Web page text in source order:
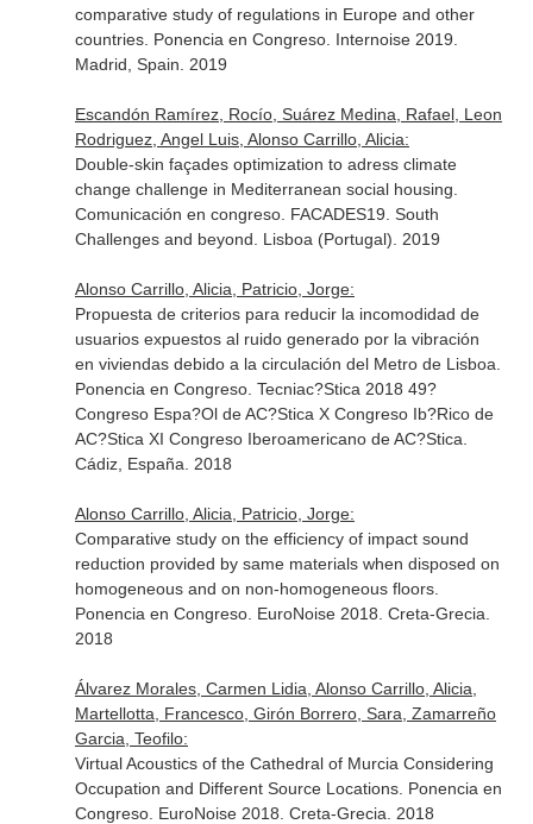
comparative study of regulations in Europe and other
countries. Ponencia en Congreso. Internoise 2019.
Madrid, Spain. 2019
Escandón Ramírez, Rocío, Suárez Medina, Rafael, Leon
Rodriguez, Angel Luis, Alonso Carrillo, Alicia:
Double-skin façades optimization to adress climate
change challenge in Mediterranean social housing.
Comunicación en congreso. FACADES19. South
Challenges and beyond. Lisboa (Portugal). 2019
Alonso Carrillo, Alicia, Patricio, Jorge:
Propuesta de criterios para reducir la incomodidad de
usuarios expuestos al ruido generado por la vibración
en viviendas debido a la circulación del Metro de Lisboa.
Ponencia en Congreso. Tecniac?Stica 2018 49?
Congreso Espa?Ol de AC?Stica X Congreso Ib?Rico de
AC?Stica XI Congreso Iberoamericano de AC?Stica.
Cádiz, España. 2018
Alonso Carrillo, Alicia, Patricio, Jorge:
Comparative study on the efficiency of impact sound
reduction provided by same materials when disposed on
homogeneous and on non-homogeneous floors.
Ponencia en Congreso. EuroNoise 2018. Creta-Grecia.
2018
Álvarez Morales, Carmen Lidia, Alonso Carrillo, Alicia,
Martellotta, Francesco, Girón Borrero, Sara, Zamarreño
Garcia, Teofilo:
Virtual Acoustics of the Cathedral of Murcia Considering
Occupation and Different Source Locations. Ponencia en
Congreso. EuroNoise 2018. Creta-Grecia. 2018